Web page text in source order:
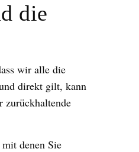
die
wir alle die
direkt gilt, kann
zurückhaltende
denen Sie